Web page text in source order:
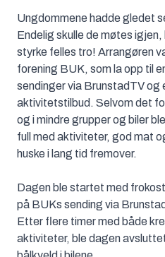
Ungdommene hadde gledet
Endelig skulle de møtes
styrke felles tro! Arrangøren
forening BUK, som la opp til
sendinger via BrunstadTV og
aktivitetstilbud. Selvom det
og i mindre grupper og biler
full med aktiviteter, god mat
huske i lang tid fremover.
Dagen ble startet med
på BUKs sending via
Etter flere timer med både
aktiviteter, ble dagen